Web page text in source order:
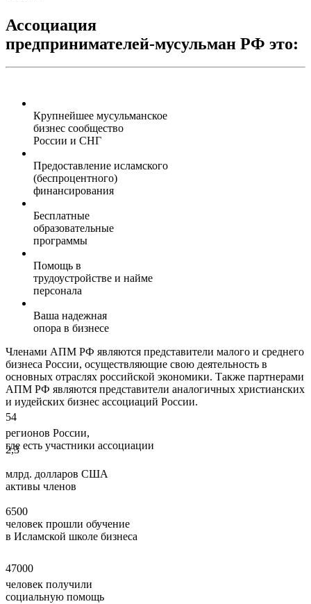
Ассоциация
предпринимателей-мусульман РФ это:
Крупнейшее мусульманское
бизнес сообщество
России и СНГ
Предоставление исламского
(беспроцентного)
финансирования
Бесплатные
образовательные
программы
Помощь в
трудоустройстве и найме
персонала
Ваша надежная
опора в бизнесе
Членами АПМ РФ являются представители малого и среднего
бизнеса России, осуществляющие свою деятельность в
основных отраслях российской экономики. Также партнерами
АПМ РФ являются представители аналогичных христианских
и иудейских бизнес ассоциаций России.
54
регионов России,
где есть участники ассоциации
2,3
млрд. долларов США
активы членов
6500
человек прошли обучение
в Исламской школе бизнеса
47000
человек получили
социальную помощь